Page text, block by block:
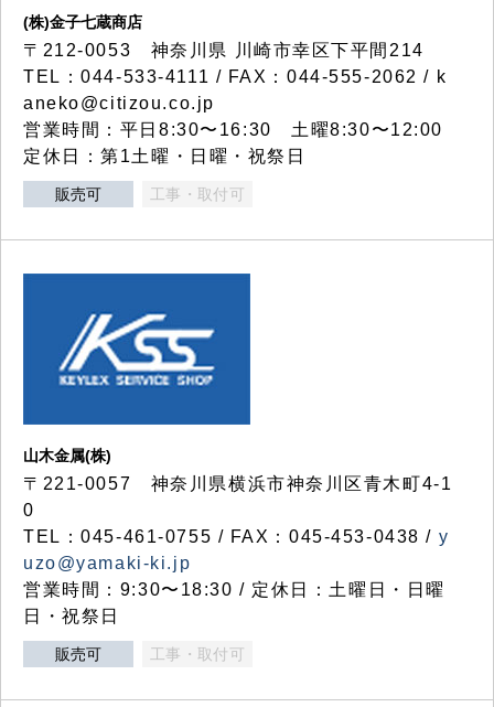
(株)金子七蔵商店
〒212-0053 神奈川県 川崎市幸区下平間214
TEL：044-533-4111 / FAX：044-555-2062 / k
aneko@citizou.co.jp
営業時間：平日8:30〜16:30 土曜8:30〜12:00
定休日：第1土曜・日曜・祝祭日
販売可 工事・取付可
山木金属(株)
〒221-0057 神奈川県横浜市神奈川区青木町4-1
0
TEL：045-461-0755 / FAX：045-453-0438 / y
uzo@yamaki-ki.jp
営業時間：9:30〜18:30 / 定休日：土曜日・日曜
日・祝祭日
販売可 工事・取付可